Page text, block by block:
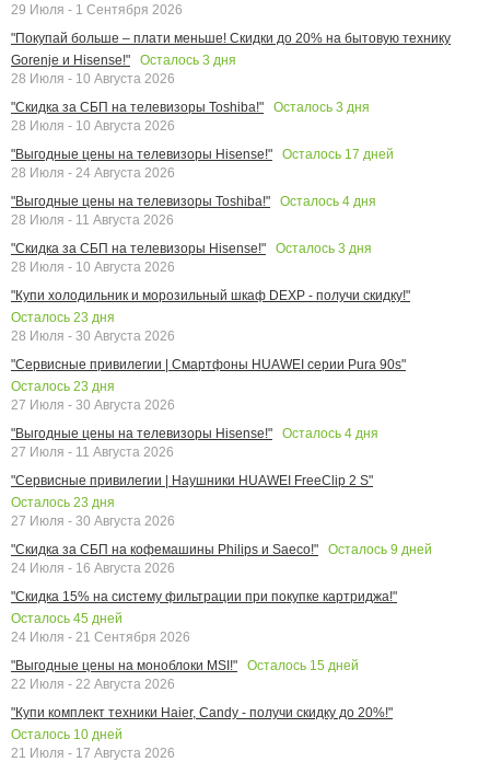
29 Июля - 1 Сентября 2026
"Покупай больше – плати меньше! Скидки до 20% на бытовую технику
Gorenje и Hisense!"
Осталось 3 дня
28 Июля - 10 Августа 2026
"Скидка за СБП на телевизоры Toshiba!"
Осталось 3 дня
28 Июля - 10 Августа 2026
"Выгодные цены на телевизоры Hisense!"
Осталось 17 дней
28 Июля - 24 Августа 2026
"Выгодные цены на телевизоры Toshiba!"
Осталось 4 дня
28 Июля - 11 Августа 2026
"Скидка за СБП на телевизоры Hisense!"
Осталось 3 дня
28 Июля - 10 Августа 2026
"Купи холодильник и морозильный шкаф DEXP - получи скидку!"
Осталось 23 дня
28 Июля - 30 Августа 2026
"Сервисные привилегии | Смартфоны HUAWEI серии Pura 90s"
Осталось 23 дня
27 Июля - 30 Августа 2026
"Выгодные цены на телевизоры Hisense!"
Осталось 4 дня
27 Июля - 11 Августа 2026
"Сервисные привилегии | Наушники HUAWEI FreeClip 2 S"
Осталось 23 дня
27 Июля - 30 Августа 2026
"Скидка за СБП на кофемашины Philips и Saeco!"
Осталось 9 дней
24 Июля - 16 Августа 2026
"Скидка 15% на систему фильтрации при покупке картриджа!"
Осталось 45 дней
24 Июля - 21 Сентября 2026
"Выгодные цены на моноблоки MSI!"
Осталось 15 дней
22 Июля - 22 Августа 2026
"Купи комплект техники Haier, Candy - получи скидку до 20%!"
Осталось 10 дней
21 Июля - 17 Августа 2026